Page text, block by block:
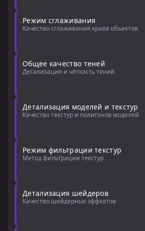
Режим сглаживания
Качество сглаживания краёв объектов
Общее качество теней
Детализация и чёткость теней
Детализация моделей и текстур
Качество текстур и полигонов моделей
Режим фильтрации текстур
Метод фильтрации текстур
Детализация шейдеров
Качество шейдерных эффектов